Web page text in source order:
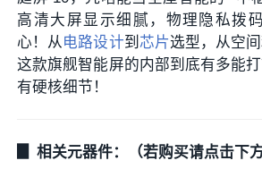
高清大屏显示细腻，物理隐私拨
心！从 电路设计到 芯片选型，从空
这款旗舰智能屏的内部到底有多能
有硬核细节！
▊ 相关元器件：（若购买请点击下